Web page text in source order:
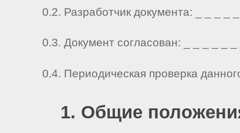
0.2. Разработчик документа: _ _ _ _
0.3. Документ согласован: _ _ _ _ _
0.4. Периодическая проверка
1. Общие